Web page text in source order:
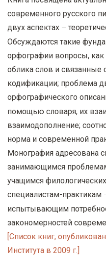
современного русского
двух аспектах —
Обсуждаются такие
орфографии вопросы, как
облика слов и связанные
кодификации; проблема
орфографического
помощью словаря, их
взаимодополнение;
норма и современной
Монография адресована
занимающимся
учащимся
специалистам-практикам
испытывающим
закономерностей
[Список книг,
Института в 2009 г.]